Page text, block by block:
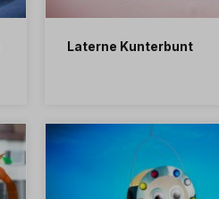
Laterne Kunterbunt